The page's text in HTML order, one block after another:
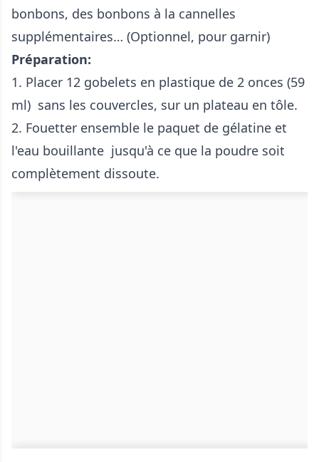
bonbons, des bonbons à la cannelles
supplémentaires… (Optionnel, pour garnir)
Préparation:
1. Placer 12 gobelets en plastique de 2 onces (59
ml) sans les couvercles, sur un plateau en tôle.
2. Fouetter ensemble le paquet de gélatine et
l'eau bouillante jusqu'à ce que la poudre soit
complètement dissoute.